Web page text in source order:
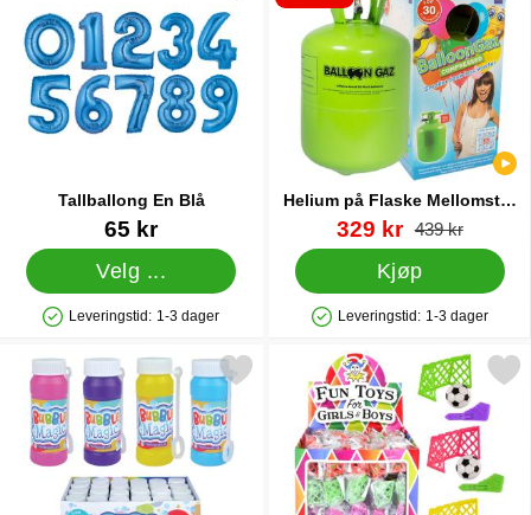
Tallballong En Blå
Varenummer 5068
65 kr
Velg ...
Produkttilgjengelighet: På lager
Leveringstid: 1-3 dager
Helium på Flaske Mellomstor
til 30 Ballonger (20-25 cm)
Varenummer 13479
ny pris
329 kr gammel
439 kr
Kjøp
Produkttilgjengelighet: På lager
Leveringstid: 1-3 dager
Merk såpebobler Magic som favorittMerk mini Fotballspill